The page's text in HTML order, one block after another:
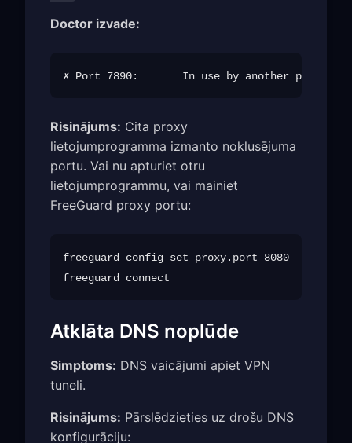
Doctor izvade:
Risinājums: Cita proxy
lietojumprogramma izmanto noklusējuma
portu. Vai nu apturiet otru
lietojumprogrammu, vai mainiet
FreeGuard proxy portu:
freeguard config set proxy.port 8080
Atklāta DNS noplūde
Simptoms: DNS vaicājumi apiet VPN
tuneli.
Risinājums: Pārslēdzieties uz drošu DNS
konfigurāciju: